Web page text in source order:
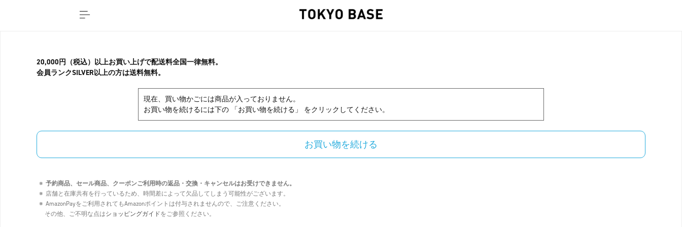
20,000円（税込）以上お買い上げで配送料全国一律無料。
会員ランクSILVER以上の方は送料無料。
現在、買い物かごには商品が入っておりません。
お買い物を続けるには下の 「お買い物を続ける」 をクリックしてください。
予約商品、セール商品、クーポンご利用時の返品・交換・キャンセルはお受けできません。
店舗と在庫共有を行っているため、時間差によって欠品してしまう可能性がございます。
AmazonPayをご利用されてもAmazonポイントは付与されませんので、ご注意ください。
その他、ご不明な点はショッピングガイドをご参照ください。